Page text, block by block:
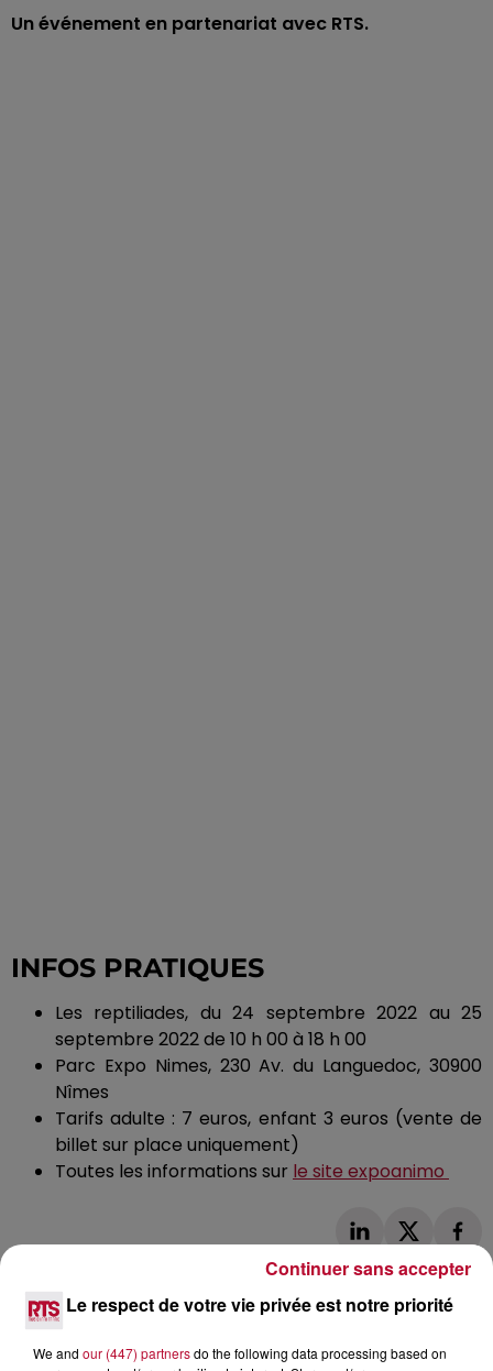
Un événement en partenariat avec RTS.
INFOS PRATIQUES
Les reptiliades, du 24 septembre 2022 au 25
septembre 2022 de 10 h 00 à 18 h 00
Parc Expo Nimes, 230 Av. du Languedoc, 30900
Nîmes
Tarifs adulte : 7 euros, enfant 3 euros (vente de
billet sur place uniquement)
Toutes les informations sur le site expoanimo
Le respect de votre vie privée est notre priorité
We and our (447) partnersdo the following data processing based on
Continuer sans accepter